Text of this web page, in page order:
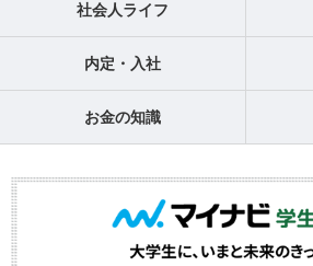
社会人ライフ
内定・入社
お金の知識